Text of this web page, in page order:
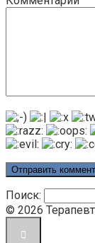
Поиск:
© 2026